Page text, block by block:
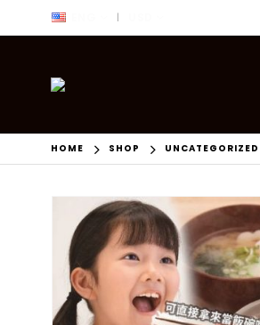
|
HOME SHOP UNCATEGORIZED